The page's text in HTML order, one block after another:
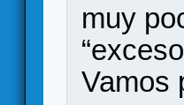
muy
Vamos